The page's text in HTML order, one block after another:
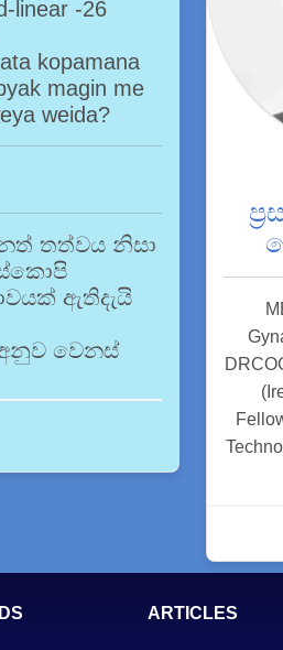
linear -26
kopamana
magin me
weida?
තත්වය නිසා
ඇතිදැයි
වෙනස්
ARTICLES